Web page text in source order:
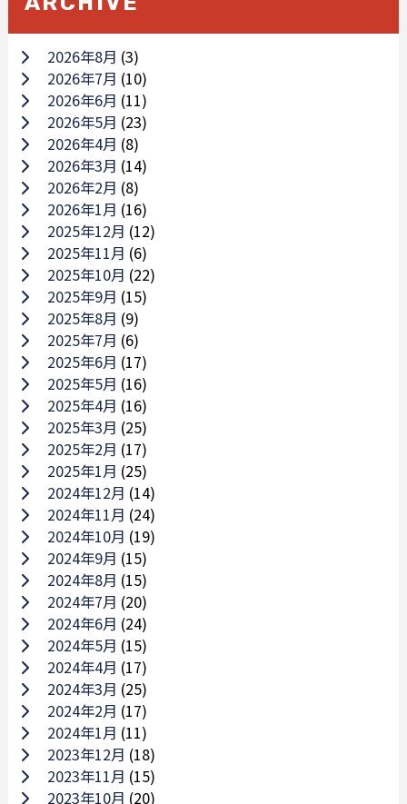
2026年8月 (3)
2026年7月 (10)
2026年6月 (11)
2026年5月 (23)
2026年4月 (8)
2026年3月 (14)
2026年2月 (8)
2026年1月 (16)
2025年12月 (12)
2025年11月 (6)
2025年10月 (22)
2025年9月 (15)
2025年8月 (9)
2025年7月 (6)
2025年6月 (17)
2025年5月 (16)
2025年4月 (16)
2025年3月 (25)
2025年2月 (17)
2025年1月 (25)
2024年12月 (14)
2024年11月 (24)
2024年10月 (19)
2024年9月 (15)
2024年8月 (15)
2024年7月 (20)
2024年6月 (24)
2024年5月 (15)
2024年4月 (17)
2024年3月 (25)
2024年2月 (17)
2024年1月 (11)
2023年12月 (18)
2023年11月 (15)
2023年10月 (20)